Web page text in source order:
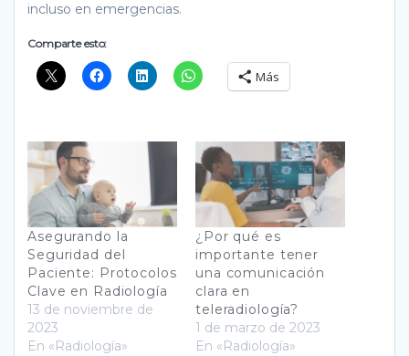
incluso en emergencias.
Comparte esto:
Más
Asegurando la
Seguridad del
Paciente: Protocolos
Clave en Radiología
13 de noviembre de
2023
En «Radiología»
¿Por qué es
importante tener
una comunicación
clara en
teleradiología?
1 de marzo de 2023
En «Radiología»